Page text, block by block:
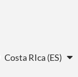
Costa RIca (ES)